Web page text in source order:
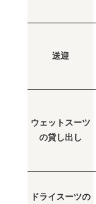
送迎
ウェットスーツ
の貸し出し
ドライスーツの